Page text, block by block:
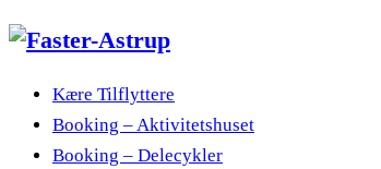
Kære Tilflyttere
Booking – Aktivitetshuset
Booking – Delecykler